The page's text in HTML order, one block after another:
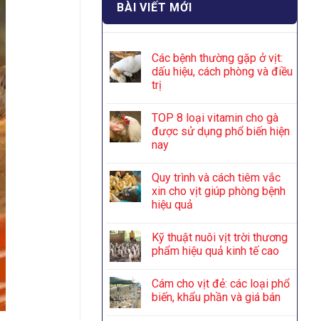
BÀI VIẾT MỚI
Các bệnh thường gặp ở vịt:
dấu hiệu, cách phòng và điều
trị
TOP 8 loại vitamin cho gà
được sử dụng phổ biến hiện
nay
Quy trình và cách tiêm vắc
xin cho vịt giúp phòng bệnh
hiệu quả
Kỹ thuật nuôi vịt trời thương
phẩm hiệu quả kinh tế cao
Cám cho vịt đẻ: các loại phổ
biến, khẩu phần và giá bán